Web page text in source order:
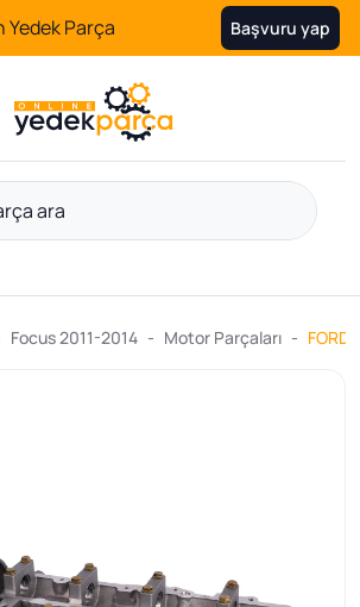
Yedek Parça Başvuru yap
Focus 2011-2014 Motor Parçaları FORD